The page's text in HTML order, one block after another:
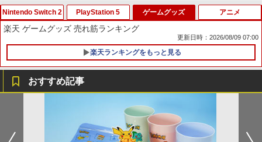
1
スプラトゥーン レイダース|オンライン
コード版
￥5,832
￥6,449
1
PlayStation 5 デジタル・エディション
日本語専用 Console Language: Japan
ese only (CFI-2200B01)
￥55,000
Beast of Reincarnation -PS5 【特典】
プロダクトコード 封入
￥7,286
1
【純正品】Xbox ワイヤレス コントロー
ラー + USB-C® ケーブル
￥8,300
2
【純正品】Xbox ワイヤレス コントロー
ラー (ロボット ホワイト)
￥7,681
1
劇場版「鬼滅の刃」無限城編 第一章 猗
窩座再来 通常版 [Blu-ray]
￥3,982
窩座再来 通常版 [DVD]
￥3,523
Nintendo Switch 2
1
Switch2 保護フィルム スイッチ2 保護フ
ィルム switch2 フィルム Switch2 ガラ
可 透明 ブルーライト カット 99％ FIRM
￥1,000
PlayStation 5
1
【楽天ブックス限定特典+特典】空の軌
跡 the 2nd PS5版(DLCチラシ：NEOブ
￥7,480
ゲームグッズ
楽天 ゲームグッズ 売れ筋ランキング
更新日時：2026/08/09 07:00
楽天ランキングをもっと見る
アニメ
おすすめ記事